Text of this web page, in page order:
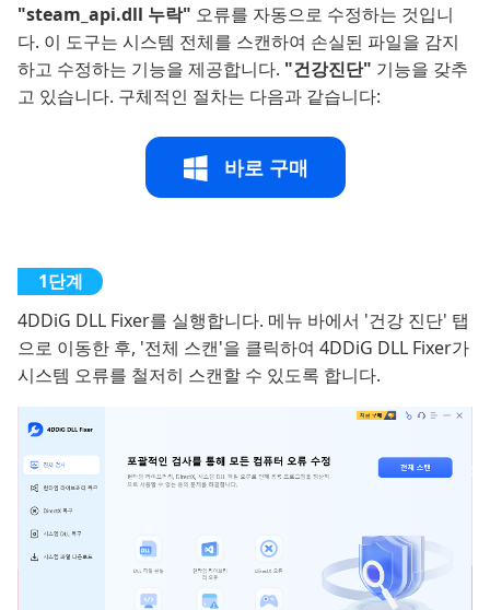
"steam_api.dll 누락" 오류를 자동으로 수정하는 것입니
다. 이 도구는 시스템 전체를 스캔하여 손실된 파일을 감지
하고 수정하는 기능을 제공합니다. "건강진단" 기능을 갖추
고 있습니다. 구체적인 절차는 다음과 같습니다:
바로 구매
4DDiG DLL Fixer를 실행합니다. 메뉴 바에서 '건강 진단' 탭
으로 이동한 후, '전체 스캔'을 클릭하여 4DDiG DLL Fixer가
시스템 오류를 철저히 스캔할 수 있도록 합니다.